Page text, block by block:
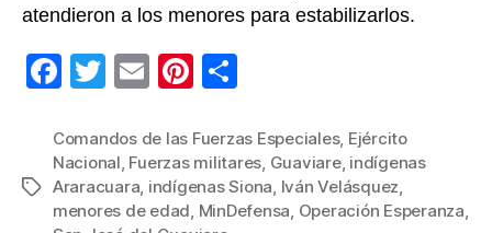
atendieron a los menores para estabilizarlos.
F
c
e
b
T
tt
er
E
ail
Pi
er
e
st
m
p
ar
Etiquetas
Comandos de las Fuerzas Especiales, Ejército
Nacional, Fuerzas militares, Guaviare, indígenas
Araracuara, indígenas Siona, Iván Velásquez,
menores de edad, MinDefensa, Operación Esperanza,